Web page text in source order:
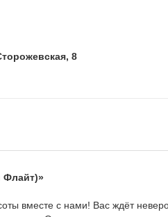
8
Флайт)»
вместе с нами! Вас ждёт